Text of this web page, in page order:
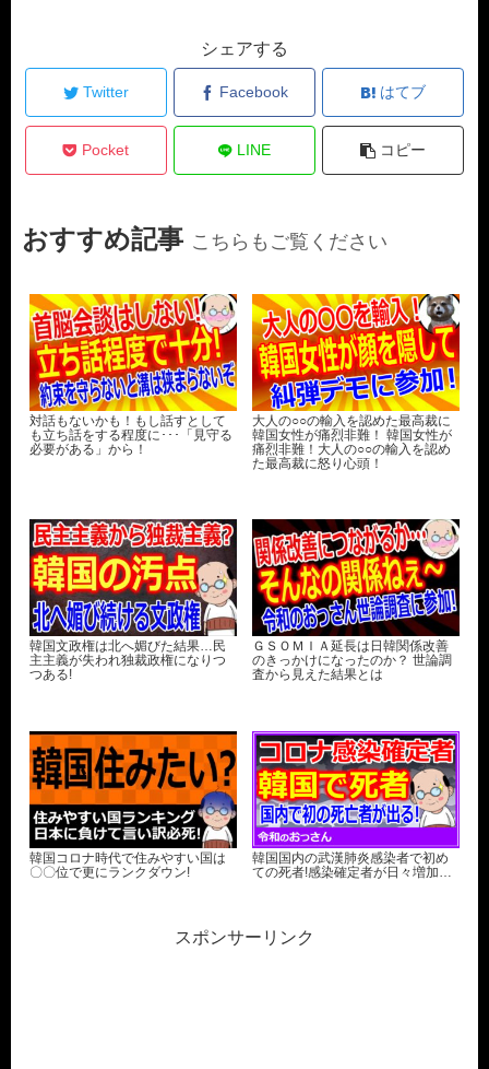
シェアする
Twitter Facebook はてブ
Pocket LINE コピー
おすすめ記事 こちらもご覧ください
対話もないかも！もし話すとして
も立ち話をする程度に･･･「見守る
必要がある」から！
大人の○○の輸入を認めた最高裁に
韓国女性が痛烈非難！ 韓国女性が
痛烈非難！大人の○○の輸入を認め
た最高裁に怒り心頭！
韓国文政権は北へ媚びた結果…民
主主義が失われ独裁政権になりつ
つある!
ＧＳＯＭＩＡ延長は日韓関係改善
のきっかけになったのか？ 世論調
査から見えた結果とは
韓国コロナ時代で住みやすい国は
〇〇位で更にランクダウン!
韓国国内の武漢肺炎感染者で初め
ての死者!感染確定者が日々増加…
スポンサーリンク